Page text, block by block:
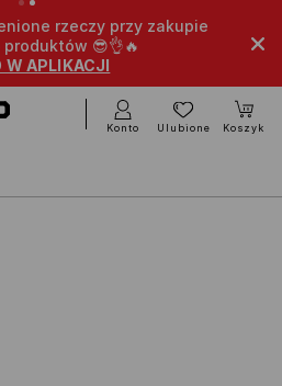
rzeczy przy zakupie
😎👌🔥
W APLIKACJI
Konto Ulubione Koszyk